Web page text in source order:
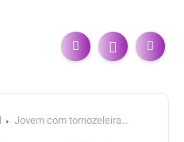
Jovem com tornozeleira